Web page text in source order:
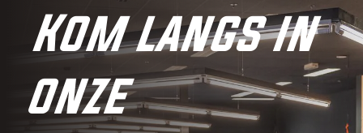
Kom langs in
onze